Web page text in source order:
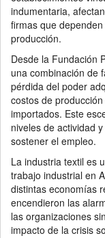
indumentaria,
firmas que
producción.
Desde la Fundación
una combinación de
pérdida del poder
costos de
importados. Este
niveles de actividad
sostener el empleo.
La industria textil es
trabajo industrial en
distintas economías
encendieron las
las organizaciones
impacto de la crisis